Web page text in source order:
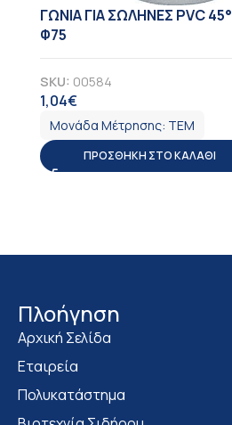
ΓΩΝΙΑ ΓΙΑ ΣΩΛΗΝΕΣ PVC 45°
Φ75
SKU: 00584
1,04€
Μονάδα Μέτρησης: ΤΕΜ
ΠΡΟΣΘΉΚΗ ΣΤΟ ΚΑΛΆΘΙ
Πλοήγηση
Αρχική Σελίδα
Εταιρεία
Πολυκατάστημα